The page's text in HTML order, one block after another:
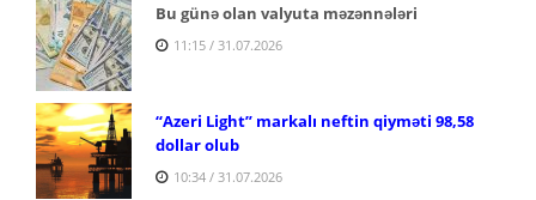
Bu günə olan valyuta məzənnələri
11:15 / 31.07.2026
“Azeri Light” markalı neftin qiyməti 98,58
dollar olub
10:34 / 31.07.2026